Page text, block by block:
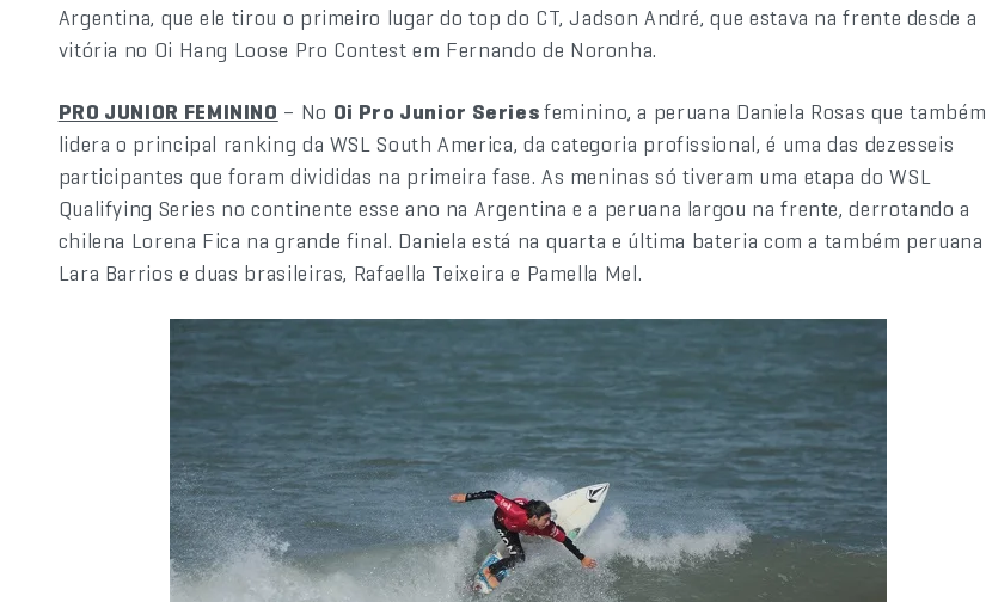
Argentina, que ele tirou o primeiro lugar do top do CT, Jadson André, que estava na frente desde a
vitória no Oi Hang Loose Pro Contest em Fernando de Noronha.
PRO JUNIOR FEMININO – No Oi Pro Junior Seriesfeminino, a peruana Daniela Rosas que também
lidera o principal ranking da WSL South America, da categoria profissional, é uma das dezesseis
participantes que foram divididas na primeira fase. As meninas só tiveram uma etapa do WSL
Qualifying Series no continente esse ano na Argentina e a peruana largou na frente, derrotando a
chilena Lorena Fica na grande final. Daniela está na quarta e última bateria com a também peruana
Lara Barrios e duas brasileiras, Rafaella Teixeira e Pamella Mel.